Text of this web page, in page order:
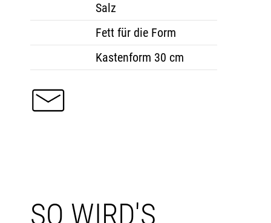
Salz
Fett für die Form
Kastenform 30 cm
SO WIRD'S